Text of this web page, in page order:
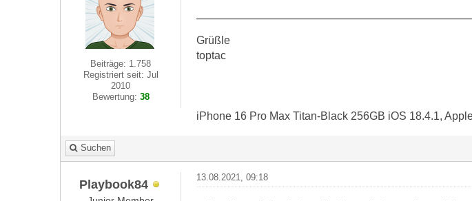
Beiträge: 1.758
Registriert seit: Jul
2010
Bewertung: 38
Grüßle
toptac
iPhone 16 Pro Max Titan-Black 256GB iOS 18.4.1,
Suchen
Playbook84 13.08.2021, 09:18